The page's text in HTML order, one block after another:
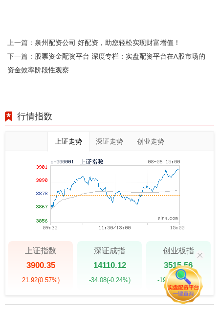
上一篇： 泉州配资公司 好配资，助您轻松实现财富增值！
下一篇： 股票资金配资平台 深度专栏：实盘配资平台在A股市场的
资金效率阶段性观察
行情指数
上证走势 深证走势 创业走势
上证指数
3900.35
21.92(0.57%)
深证成指
14110.12
-34.08(-0.24%)
创业板指
3515.56
-19.58(-0.55%)